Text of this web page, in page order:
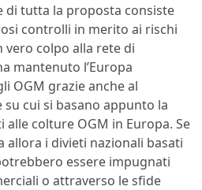
di tutta la proposta consiste
controlli in merito ai rischi
vero colpo alla rete di
mantenuto l’Europa
OGM grazie anche al
cui si basano appunto la
colture OGM in Europa. Se
allora i divieti nazionali basati
essere impugnati
o attraverso le sfide